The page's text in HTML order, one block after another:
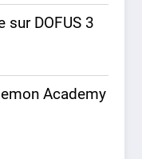
sur DOFUS 3
Academy